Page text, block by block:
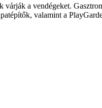
várják a vendégeket.
valamint a